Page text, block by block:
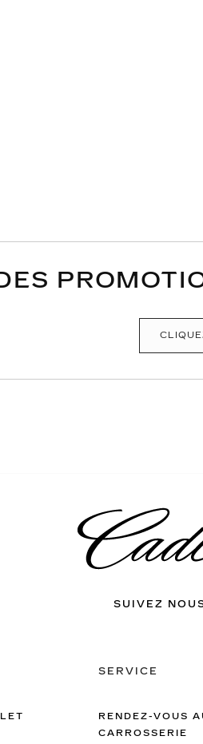
SUIVEZ
SERVICE
RENDEZ-VOUS
CARROSSERIE